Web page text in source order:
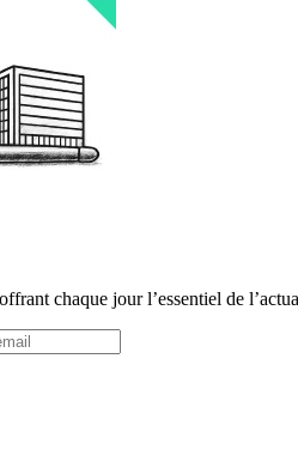
chaque jour l’essentiel de